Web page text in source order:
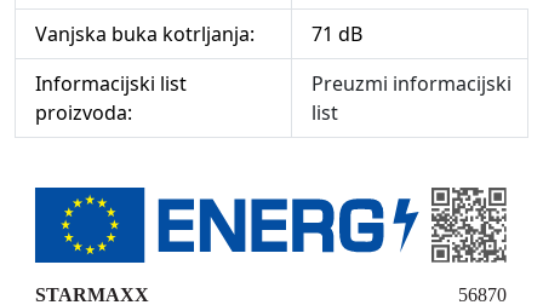
Vanjska buka kotrljanja:
71 dB
Informacijski list
proizvoda:
Preuzmi informacijski
list